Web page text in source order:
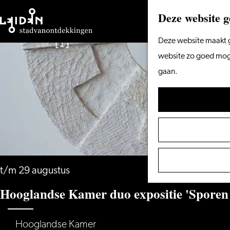
Deze website
Deze website
website zo goed
gaan.
Ga
homepage
t/m 29 augustus
Hooglandse Kamer duo expositie
Hooglandse Kamer